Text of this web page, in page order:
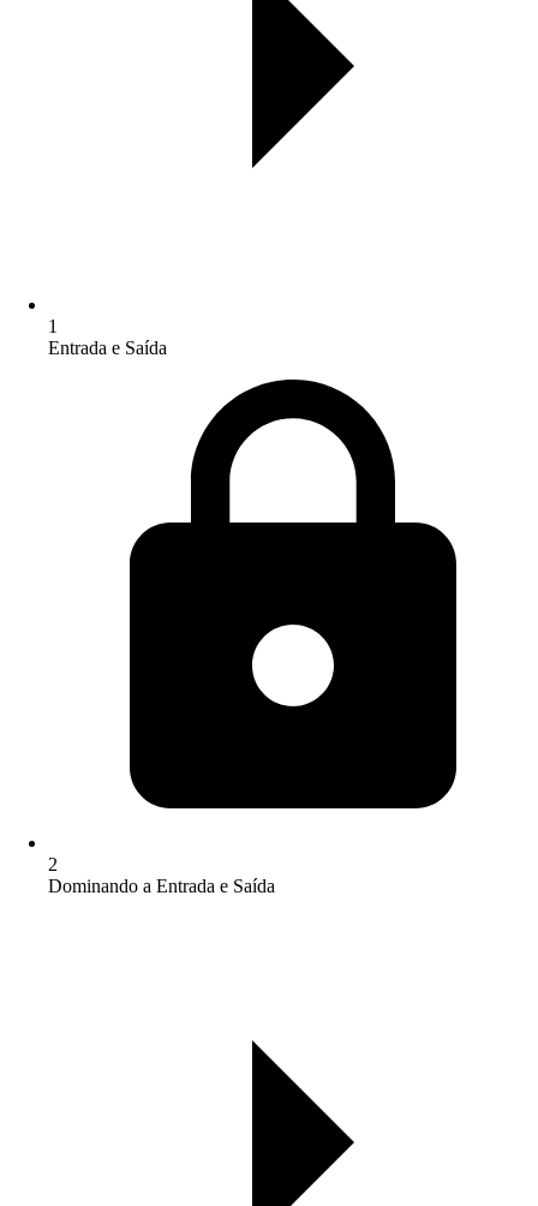
1
Entrada e Saída
2
Dominando a Entrada e Saída